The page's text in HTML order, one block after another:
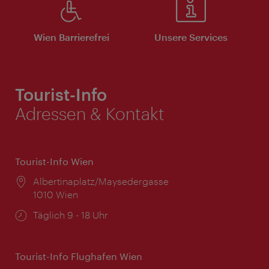
Wien Barrierefrei Unsere Services
Tourist-Info
Adressen & Kontakt
Tourist-Info Wien
Ort:
Albertinaplatz/Maysedergasse
1010 Wien
Öffnungszeiten:
Täglich 9 - 18 Uhr
Tourist-Info Flughafen Wien